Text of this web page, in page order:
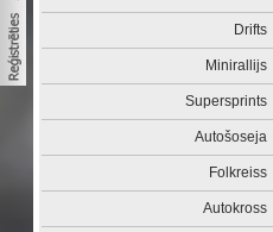
Drifts
Minirallijs
Supersprints
Autošoseja
Folkreiss
Autokross